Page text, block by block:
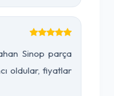
Sinop parça
oldular, fiyatlar